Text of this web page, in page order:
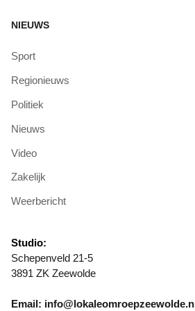
NIEUWS
Sport
Regionieuws
Politiek
Nieuws
Video
Zakelijk
Weerbericht
Studio:
Schepenveld 21-5
3891 ZK Zeewolde
Email: info@lokaleomroepzeewolde.nl